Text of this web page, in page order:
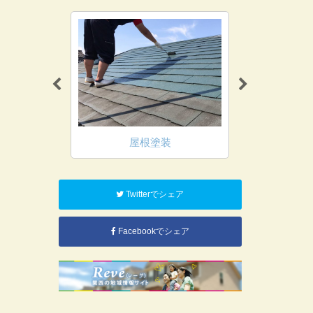
屋根塗装
Twitterでシェア
Facebookでシェア